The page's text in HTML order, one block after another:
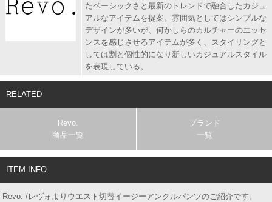
たベーシックさと最新のトレンドで融合したカジュ
アルなアイテムを提案。雰囲気としてはシンプルな
デザインが多いが、何かしらのカルチャーのエッセ
ンスを感じさせるアイテムが多く、スタイリングと
しては割と個性的になり新しいカジュアルスタイル
を表現している。
RELATED
Revo.
商品一覧
ブランド
一覧
ITEM INFO
Revo. /レヴォよりウエスト切替イージーアンクルパンツのご紹介です。